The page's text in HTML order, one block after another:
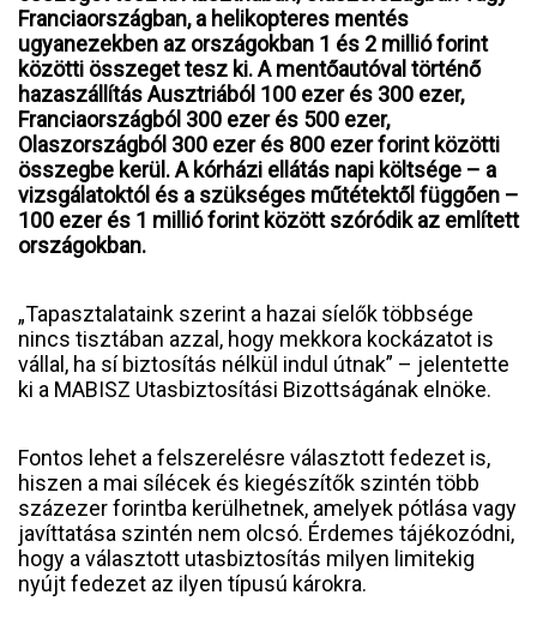
Franciaországban, a helikopteres mentés
ugyanezekben az országokban 1 és 2 millió forint
közötti összeget tesz ki. A mentőautóval történő
hazaszállítás Ausztriából 100 ezer és 300 ezer,
Franciaországból 300 ezer és 500 ezer,
Olaszországból 300 ezer és 800 ezer forint közötti
összegbe kerül. A kórházi ellátás napi költsége – a
vizsgálatoktól és a szükséges műtétektől függően –
100 ezer és 1 millió forint között szóródik az említett
országokban.
„Tapasztalataink szerint a hazai síelők többsége
nincs tisztában azzal, hogy mekkora kockázatot is
vállal, ha sí biztosítás nélkül indul útnak” – jelentette
ki a MABISZ Utasbiztosítási Bizottságának elnöke.
Fontos lehet a felszerelésre választott fedezet is,
hiszen a mai sílécek és kiegészítők szintén több
százezer forintba kerülhetnek, amelyek pótlása vagy
javíttatása szintén nem olcsó. Érdemes tájékozódni,
hogy a választott utasbiztosítás milyen limitekig
nyújt fedezet az ilyen típusú károkra.